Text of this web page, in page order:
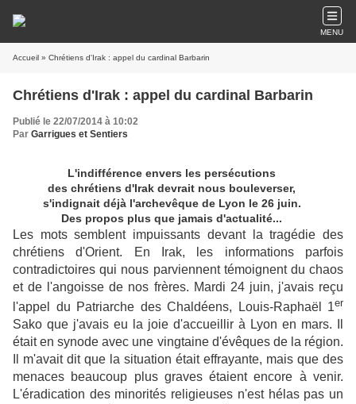
MENU
Accueil » Chrétiens d'Irak : appel du cardinal Barbarin
Chrétiens d'Irak : appel du cardinal Barbarin
Publié le 22/07/2014 à 10:02
Par Garrigues et Sentiers
L'indifférence envers les persécutions
des chrétiens d'Irak devrait nous bouleverser,
s'indignait déjà l'archevêque de Lyon le 26 juin.
Des propos plus que jamais d'actualité...
Les mots semblent impuissants devant la tragédie des
chrétiens d'Orient. En Irak, les informations parfois
contradictoires qui nous parviennent témoignent du chaos
et de l'angoisse de nos frères. Mardi 24 juin, j'avais reçu
l'appel du Patriarche des Chaldéens, Louis-Raphaël 1er
Sako que j'avais eu la joie d'accueillir à Lyon en mars. Il
était en synode avec une vingtaine d'évêques de la région.
Il m'avait dit que la situation était effrayante, mais que des
menaces beaucoup plus graves étaient encore à venir.
L'éradication des minorités religieuses n'est hélas pas un